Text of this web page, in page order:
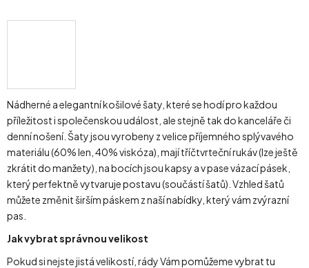
Nádherné a elegantní košilové šaty, které se hodí pro každou
příležitost i společenskou událost, ale stejně tak do kanceláře či
denní nošení. Šaty jsou vyrobeny z velice příjemného splývavého
materiálu (60% len, 40% viskóza), mají tříčtvrteční rukáv (lze ještě
zkrátit do manžety), na bocích jsou kapsy a v pase vázací pásek,
který perfektně vytvaruje postavu (součástí šatů). Vzhled šatů
můžete změnit širším páskem z naší nabídky, který vám zvýrazní
pas.
Jak vybrat správnou velikost
Pokud si nejste jistá velikostí, rády Vám pomůžeme vybrat tu